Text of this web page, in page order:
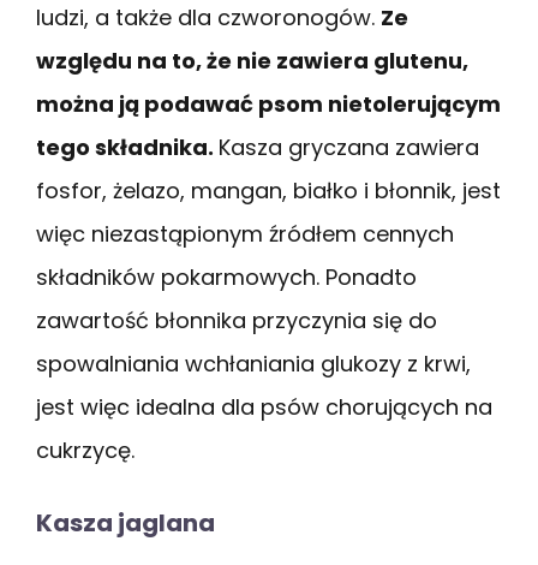
ludzi, a także dla czworonogów. Ze
względu na to, że nie zawiera glutenu,
można ją podawać psom nietolerującym
tego składnika. Kasza gryczana zawiera
fosfor, żelazo, mangan, białko i błonnik, jest
więc niezastąpionym źródłem cennych
składników pokarmowych. Ponadto
zawartość błonnika przyczynia się do
spowalniania wchłaniania glukozy z krwi,
jest więc idealna dla psów chorujących na
cukrzycę.
Kasza jaglana